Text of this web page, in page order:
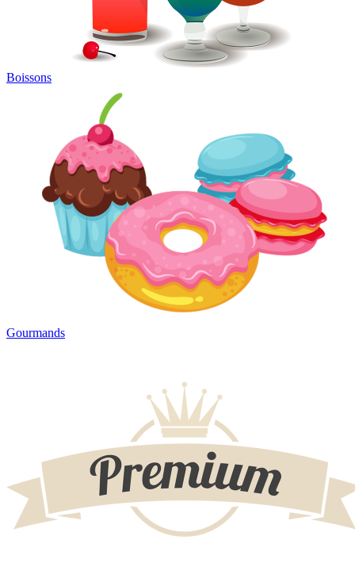
Boissons
Gourmands